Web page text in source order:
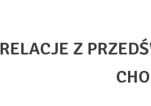
RELACJE Z